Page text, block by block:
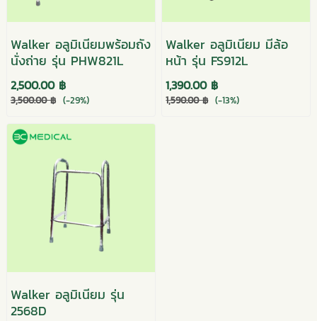
Walker อลูมิเนียมพร้อมถัง
นั่งถ่าย รุ่น PHW821L
2,500.00 ฿
3,500.00 ฿ (-29%)
Walker อลูมิเนียม มีล้อ
หน้า รุ่น FS912L
1,390.00 ฿
1,590.00 ฿ (-13%)
Walker อลูมิเนียม รุ่น
2568D